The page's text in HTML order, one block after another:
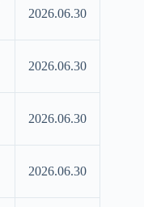
2026.06.30
2026.06.30
2026.06.30
2026.06.30